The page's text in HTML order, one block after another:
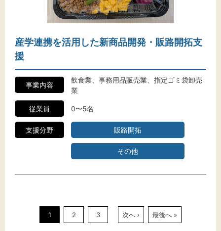
産学連携を活用した新商品開発・販路開拓支
援
事業内容
飲食業、事務用品販売業、指定ゴミ袋卸売
業
従業員 0〜5名
支援分野 販路開拓
その他
1 2 3 次へ › 最後へ »